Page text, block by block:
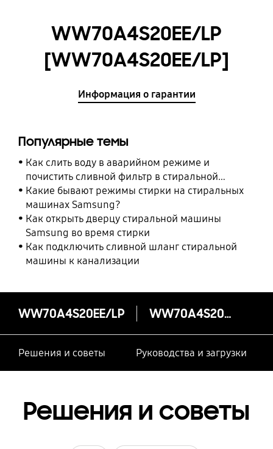
WW70A4S20EE/LP
[WW70A4S20EE/LP]
Информация о гарантии
Популярные темы
Как слить воду в аварийном режиме и
почистить сливной фильтр в стиральной
машине Samsung
Какие бывают режимы стирки на стиральных
машинах Samsung?
Как открыть дверцу стиральной машины
Samsung во время стирки
Как подключить сливной шланг стиральной
машины к канализации
WW70A4S20EE/LP WW70A4S20EE/LP
Решения и советы Руководства и загрузки
Решения и советы